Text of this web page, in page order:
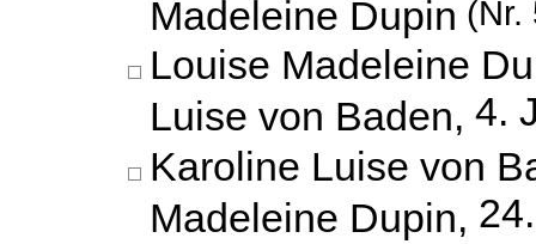
Madeleine Dupin (Nr.
Louise Madeleine
Luise von Baden, 4.
Karoline Luise von
Madeleine Dupin,